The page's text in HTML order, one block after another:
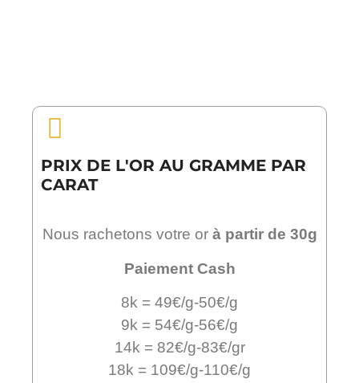
PRIX DE L'OR AU GRAMME PAR
CARAT
Nous rachetons votre or à partir de 30g
Paiement Cash
8k = 49€/g-50€/g
9k = 54€/g-56€/g
14k = 82€/g-83€/gr
18k = 109€/g-110€/g